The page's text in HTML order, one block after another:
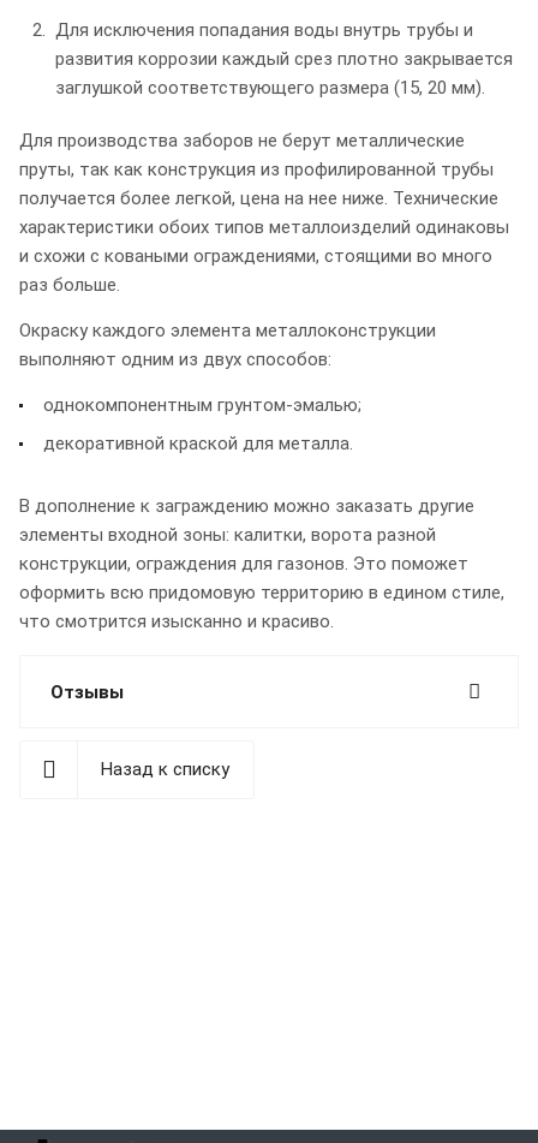
Для исключения попадания воды внутрь трубы и
развития коррозии каждый срез плотно закрывается
заглушкой соответствующего размера (15, 20 мм).
Для производства заборов не берут металлические
пруты, так как конструкция из профилированной трубы
получается более легкой, цена на нее ниже. Технические
характеристики обоих типов металлоизделий одинаковы
и схожи с коваными ограждениями, стоящими во много
раз больше.
Окраску каждого элемента металлоконструкции
выполняют одним из двух способов:
однокомпонентным грунтом-эмалью;
декоративной краской для металла.
В дополнение к заграждению можно заказать другие
элементы входной зоны: калитки, ворота разной
конструкции, ограждения для газонов. Это поможет
оформить всю придомовую территорию в едином стиле,
что смотрится изысканно и красиво.
Отзывы
Назад к списку